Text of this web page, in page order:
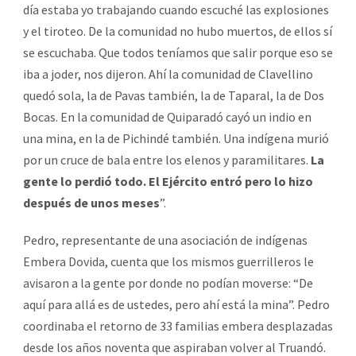
día estaba yo trabajando cuando escuché las explosiones
y el tiroteo. De la comunidad no hubo muertos, de ellos sí
se escuchaba. Que todos teníamos que salir porque eso se
iba a joder, nos dijeron. Ahí la comunidad de Clavellino
quedó sola, la de Pavas también, la de Taparal, la de Dos
Bocas. En la comunidad de Quiparadó cayó un indio en
una mina, en la de Pichindé también. Una indígena murió
por un cruce de bala entre los elenos y paramilitares. La
gente lo perdió todo. El Ejército entró pero lo hizo
después de unos meses”.
Pedro, representante de una asociación de indígenas
Embera Dovida, cuenta que los mismos guerrilleros le
avisaron a la gente por donde no podían moverse: “De
aquí para allá es de ustedes, pero ahí está la mina”. Pedro
coordinaba el retorno de 33 familias embera desplazadas
desde los años noventa que aspiraban volver al Truandó.